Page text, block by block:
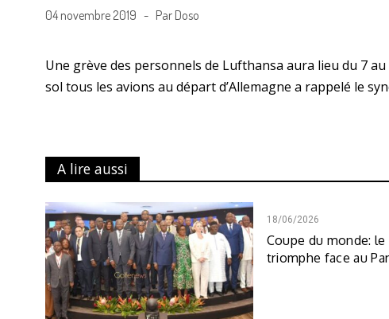
04 novembre 2019 - Par Doso
Une grève des personnels de Lufthansa aura lieu du 7
sol tous les avions au départ d’Allemagne a rappelé le
A lire aussi
18/06/2026
Coupe du monde: le
triomphe face au